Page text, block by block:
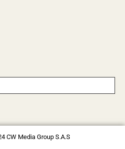
CW Media Group S.A.S